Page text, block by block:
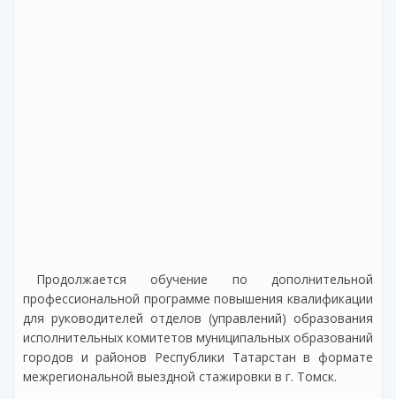
Продолжается обучение по дополнительной
профессиональной программе повышения квалификации
для руководителей отделов (управлений) образования
исполнительных комитетов муниципальных образований
городов и районов Республики Татарстан в формате
межрегиональной выездной стажировки в г. Томск.